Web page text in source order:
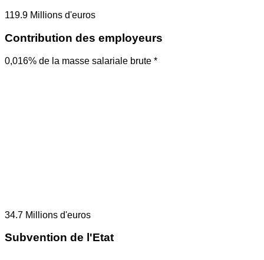
119.9 Millions d'euros
Contribution des employeurs
0,016% de la masse salariale brute *
34.7 Millions d'euros
Subvention de l'Etat